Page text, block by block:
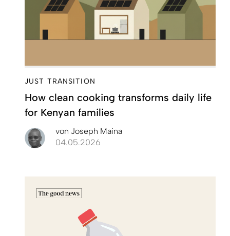
JUST TRANSITION
How clean cooking transforms daily life
for Kenyan families
von Joseph Maina
04.05.2026